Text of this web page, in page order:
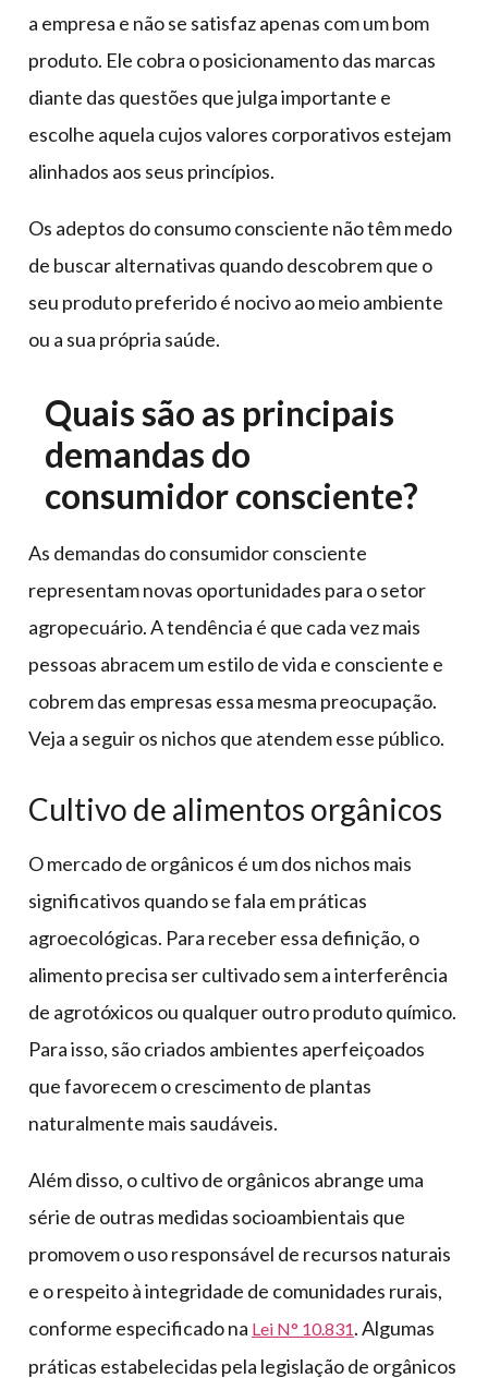
a empresa e não se satisfaz apenas com um bom
produto. Ele cobra o posicionamento das marcas
diante das questões que julga importante e
escolhe aquela cujos valores corporativos estejam
alinhados aos seus princípios.
Os adeptos do consumo consciente não têm medo
de buscar alternativas quando descobrem que o
seu produto preferido é nocivo ao meio ambiente
ou a sua própria saúde.
Quais são as principais
demandas do
consumidor consciente?
As demandas do consumidor consciente
representam novas oportunidades para o setor
agropecuário. A tendência é que cada vez mais
pessoas abracem um estilo de vida e consciente e
cobrem das empresas essa mesma preocupação.
Veja a seguir os nichos que atendem esse público.
Cultivo de alimentos orgânicos
O mercado de orgânicos é um dos nichos mais
significativos quando se fala em práticas
agroecológicas. Para receber essa definição, o
alimento precisa ser cultivado sem a interferência
de agrotóxicos ou qualquer outro produto químico.
Para isso, são criados ambientes aperfeiçoados
que favorecem o crescimento de plantas
naturalmente mais saudáveis.
Além disso, o cultivo de orgânicos abrange uma
série de outras medidas socioambientais que
promovem o uso responsável de recursos naturais
e o respeito à integridade de comunidades rurais,
conforme especificado na Lei N° 10.831. Algumas
práticas estabelecidas pela legislação de orgânicos